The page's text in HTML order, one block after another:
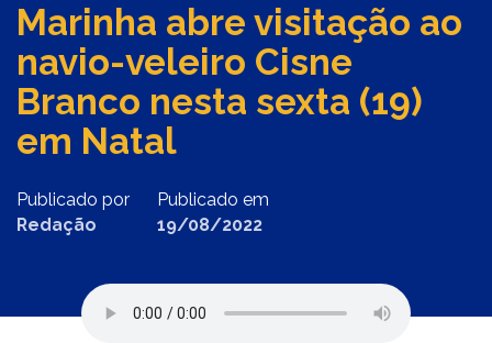
Marinha abre visitação ao
navio-veleiro Cisne
Branco nesta sexta (19)
em Natal
Publicado por
Redação
Publicado em
19/08/2022